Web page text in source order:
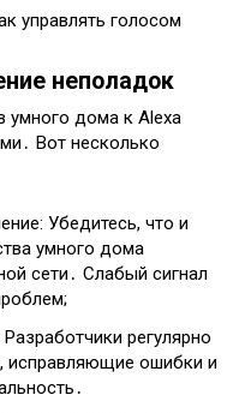
неполадок
умного дома к Alexa
Вот несколько
Убедитесь, что и
умного дома
сети․ Слабый сигнал
регулярно
исправляющие ошибки и